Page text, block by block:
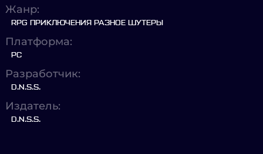
Жанр:
RPG ПРИКЛЮЧЕНИЯ РАЗНОЕ ШУТЕРЫ
Платформа:
PC
Разработчик:
D.N.S.S.
Издатель:
D.N.S.S.